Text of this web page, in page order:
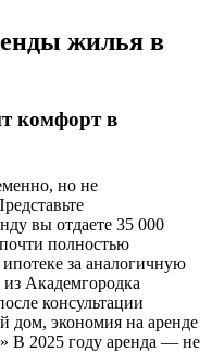
жилья в
комфорт в
но не
вы отдаете 35 000
полностью
за аналогичную
Академгородка
консультации
дом, экономия на аренде
В 2025 году аренда — не